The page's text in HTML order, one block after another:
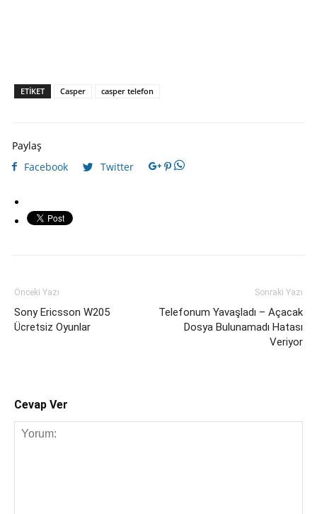
ETIKET Casper casper telefon
Paylaş
Facebook
Twitter
Önceki Yazı
Sony Ericsson W205
Ücretsiz Oyunlar
Sonraki Yazı
Telefonum Yavaşladı – Açacak
Dosya Bulunamadı Hatası
Veriyor
Cevap Ver